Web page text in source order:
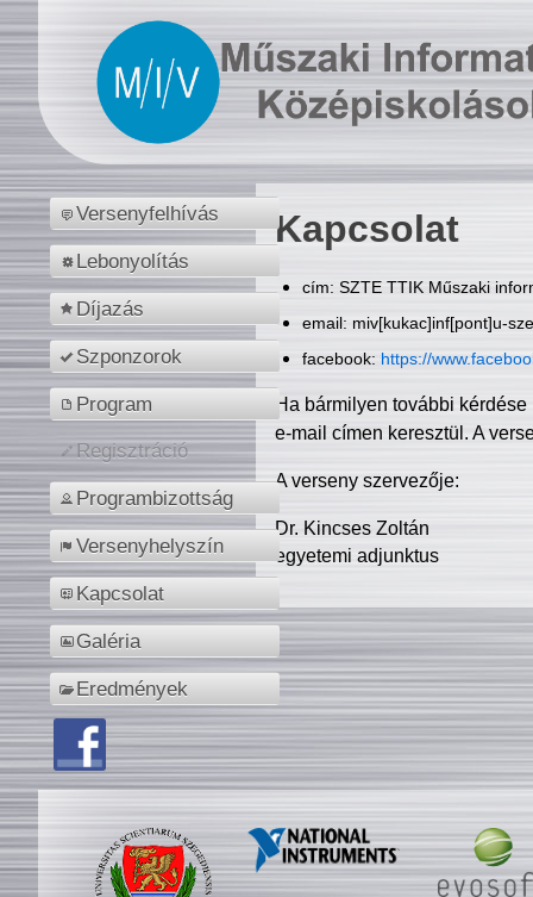
Versenyfelhívás
Lebonyolítás
Díjazás
Szponzorok
Program
Regisztráció
Programbizottság
Versenyhelyszín
Kapcsolat
Galéria
Eredmények
Kapcsolat
cím: SZTE TTIK Műszaki
email: miv[kukac]inf[pont]u-
facebook: https://
Ha bármilyen további
e-mail címen keresztül. A
A verseny szervezője:
Dr. Kincses Zoltán
egyetemi adjunktus